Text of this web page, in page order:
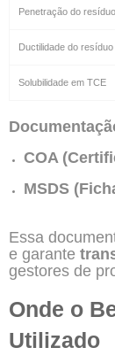
Penetração do
Ductilidade do resíduo
Solubilidade em TCE
COA
MSDS
Essa
e garante
gestores de
Onde o
Utilizado